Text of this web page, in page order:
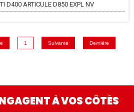
D400 ARTICULE D850 EXPL NV
1 Suivante Dernière
À VOS CÔTÉS